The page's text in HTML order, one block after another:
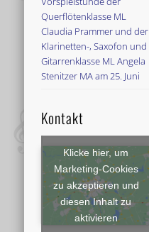
Querflötenklasse ML
Claudia Prammer und der
Klarinetten-, Saxofon und
Gitarrenklasse ML Angela
Stenitzer MA am 25. Juni
Kontakt
Klicke hier, um
Marketing-Cookies
zu akzeptieren und
diesen Inhalt zu
aktivieren